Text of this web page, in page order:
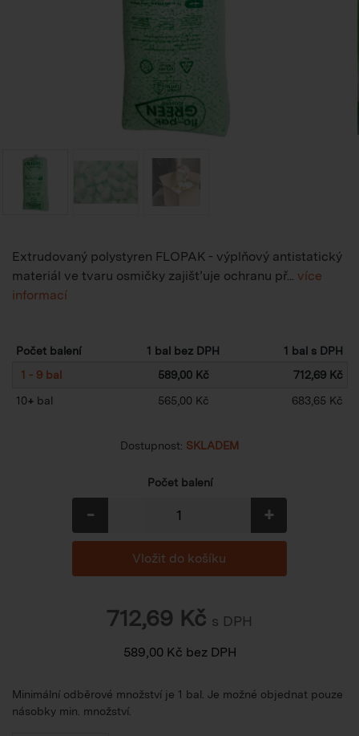
Extrudovaný polystyren FLOPAK - výplňový antistatický
materiál ve tvaru osmičky zajišťuje ochranu př... více
informací
Počet balení 1 bal bez DPH
1 bal s DPH
1 - 9 bal
589,00 Kč
712,69 Kč
10+ bal 565,00 Kč 683,65 Kč
Dostupnost: SKLADEM
Počet balení
- +
712,69 Kč s DPH
589,00Kč bez DPH
Minimální odběrové množství je 1 bal. Je možné objednat pouze
násobky min. množství.